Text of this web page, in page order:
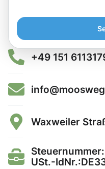
+49 151
Waxweiler
USt.-